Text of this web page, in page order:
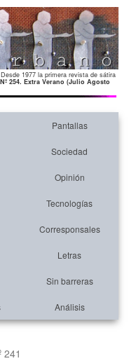
1977 la primera revista de sátira
Nº 254. Extra Verano (Julio Agosto
Pantallas
Sociedad
Opinión
Tecnologías
Corresponsales
Letras
Sin barreras
Análisis
241